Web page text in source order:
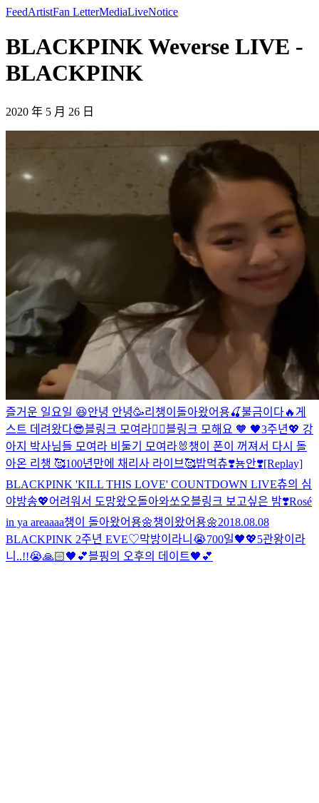
FeedArtistFan LetterMediaLiveNotice
BLACKPINK Weverse LIVE -
BLACKPINK
2020 年 5 月 26 日
즐거운 일요일 😆안녕 안녕🥳리챙이돌아왔어용🍒불금이다🔥 게
스트 데려왔다😎블링크 모여라✌🏻블링크 모해요 🧡 🖤3주년💖 강
아지 박사님들 모여라 비둘기 모여라🐰 챙이 폰이 꺼져서 다시 돌
아온 리챙 🥰100년만에 채리사 라이브🥰밥먹츄❣️뇽안❣️[Replay]
BLACKPINK 'KILL THIS LOVE' COUNTDOWN LIVE츄의 심
야방송💖어려워서 도망왔오돌아와쏘오블링크 보고싶은 밤❣️Rosé
in ya areaaaa챙이 돌아왔어용🌼챙이왔어용🌼2018.08.08
BLACKPINK 2주년 EVE♡막방이라니😭700일🖤💖5관왕이라
니..!!😭🙏🏻🖤💕블핑의 오후의 데이트🖤💕